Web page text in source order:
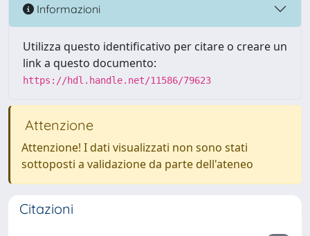
Informazioni
Utilizza questo identificativo per citare o creare un
link a questo documento:
https://hdl.handle.net/11586/79623
Attenzione
Attenzione! I dati visualizzati non sono stati
sottoposti a validazione da parte dell'ateneo
Citazioni